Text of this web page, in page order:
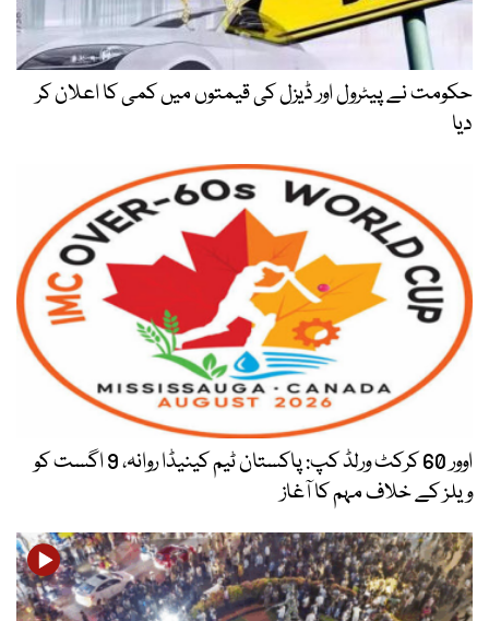
حکومت نے پیٹرول اور ڈیزل کی قیمتوں میں کمی کا اعلان کر
دیا
اوور 60 کرکٹ ورلڈ کپ: پاکستان ٹیم کینیڈا روانہ، 9 اگست کو
ویلز کے خلاف مہم کا آغاز